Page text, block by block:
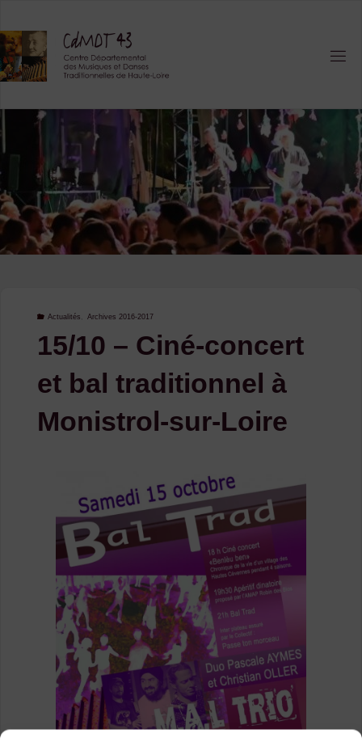
content
Actualités Archives 2016-2017
15/10 – Ciné-concert
et bal traditionnel à
Monistrol-sur-Loire